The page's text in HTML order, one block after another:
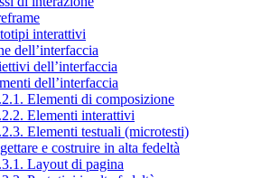
interattivi
dell’interfaccia
dell’interfaccia
dell’interfaccia
Elementi di composizione
Elementi interattivi
Elementi testuali (microtesti)
e costruire in alta fedeltà
Layout di pagina